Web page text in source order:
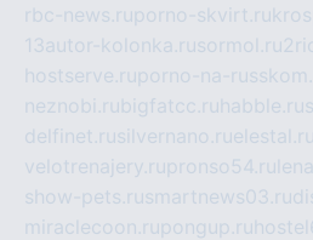
rbc-news.ruporno-skvirt.ru
13autor-kolonka.rusormol.ru
hostserve.ruporno-na-
neznobi.rubigfatcc.ru habble.ru
delfinet.rusilvernano.ruelestal.ru
velotrenajery.rupronso54.ru
show-pets.rusmartnews03.ru
miraclecoon.rupongup.ru